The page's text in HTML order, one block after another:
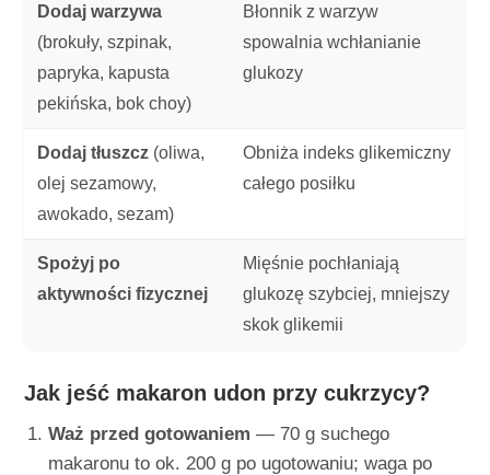
Dodaj warzywa
(brokuły, szpinak,
papryka, kapusta
pekińska, bok choy)
Błonnik z warzyw
spowalnia wchłanianie
glukozy
Dodaj tłuszcz (oliwa,
olej sezamowy,
awokado, sezam)
Obniża indeks glikemiczny
całego posiłku
Spożyj po
aktywności fizycznej
Mięśnie pochłaniają
glukozę szybciej, mniejszy
skok glikemii
Jak jeść makaron udon przy cukrzycy?
Waż przed gotowaniem — 70 g suchego
makaronu to ok. 200 g po ugotowaniu; waga po